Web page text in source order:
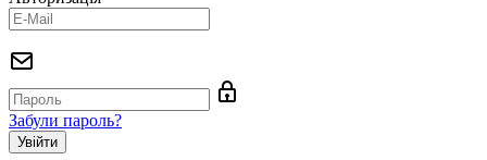
Забули пароль?